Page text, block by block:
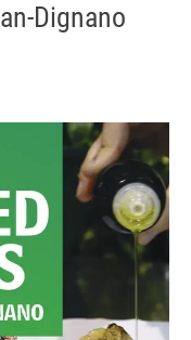
Dignano